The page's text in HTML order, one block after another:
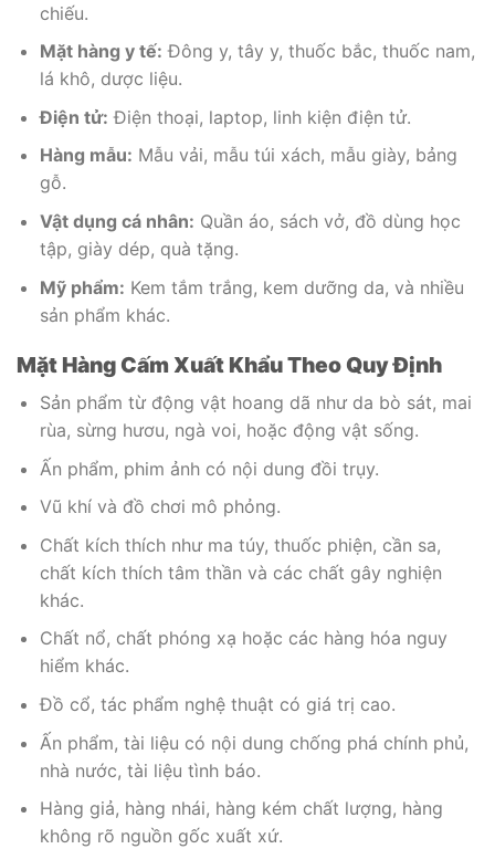
chiếu.
Mặt hàng y tế: Đông y, tây y, thuốc bắc, thuốc nam,
lá khô, dược liệu.
Điện tử: Điện thoại, laptop, linh kiện điện tử.
Hàng mẫu: Mẫu vải, mẫu túi xách, mẫu giày, bảng
gỗ.
Vật dụng cá nhân: Quần áo, sách vở, đồ dùng học
tập, giày dép, quà tặng.
Mỹ phẩm: Kem tắm trắng, kem dưỡng da, và nhiều
sản phẩm khác.
Mặt Hàng Cấm Xuất Khẩu Theo Quy Định
Sản phẩm từ động vật hoang dã như da bò sát, mai
rùa, sừng hươu, ngà voi, hoặc động vật sống.
Ấn phẩm, phim ảnh có nội dung đồi trụy.
Vũ khí và đồ chơi mô phỏng.
Chất kích thích như ma túy, thuốc phiện, cần sa,
chất kích thích tâm thần và các chất gây nghiện
khác.
Chất nổ, chất phóng xạ hoặc các hàng hóa nguy
hiểm khác.
Đồ cổ, tác phẩm nghệ thuật có giá trị cao.
Ấn phẩm, tài liệu có nội dung chống phá chính phủ,
nhà nước, tài liệu tình báo.
Hàng giả, hàng nhái, hàng kém chất lượng, hàng
không rõ nguồn gốc xuất xứ.